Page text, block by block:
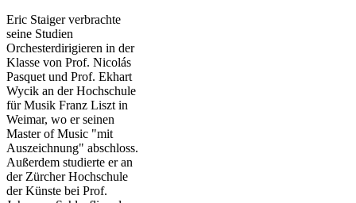
Eric Staiger verbrachte
seine Studien
Orchesterdirigieren in der
Klasse von Prof. Nicolás
Pasquet und Prof. Ekhart
Wycik an der Hochschule
für Musik Franz Liszt in
Weimar, wo er seinen
Master of Music "mit
Auszeichnung" abschloss.
Außerdem studierte er an
der Zürcher Hochschule
der Künste bei Prof.